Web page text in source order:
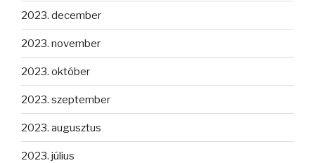
2023. december
2023. november
2023. október
2023. szeptember
2023. augusztus
2023. július